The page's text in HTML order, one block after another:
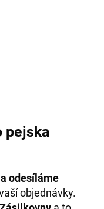
pejska
odesíláme
objednávky.